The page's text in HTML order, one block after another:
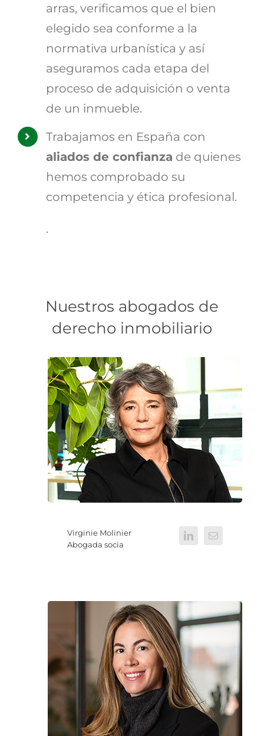
arras, verificamos que el bien
elegido sea conforme a la
normativa urbanística y así
aseguramos cada etapa del
proceso de adquisición o venta
de un inmueble.
Trabajamos en España con
aliados de confianza de quienes
hemos comprobado su
competencia y ética profesional.
.
Nuestros abogados de
derecho inmobiliario
Virginie Molinier
Abogada socia